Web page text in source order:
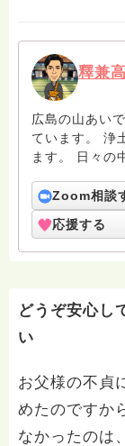
釋兼高
広島の山あい
ています。 浄
ます。 日々の中には、言葉にならない思いや、誰にも
言えないもや
さまの教えが
あります。 この「はすのは」では、あなたの声に耳を
傾けながら、
いきたいと思
Zoom相談
応援する
どうぞ安心し
い
お父様の不貞
めたのですか
なかったのは